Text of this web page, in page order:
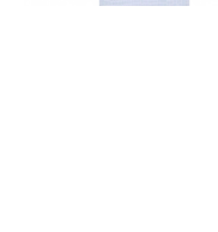
Компрессионные
Эмали
Магнитные панели